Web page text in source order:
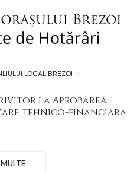
LOCAL BREZOI
la Aprobarea
tehnico-financiara